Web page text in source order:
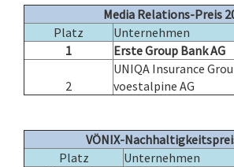
Media Relations-Preis
Platz
Unternehmen
1
Erste Group Bank AG
2
UNIQA Insurance
voestalpine AG
VÖNIX-
Platz
Unternehmen